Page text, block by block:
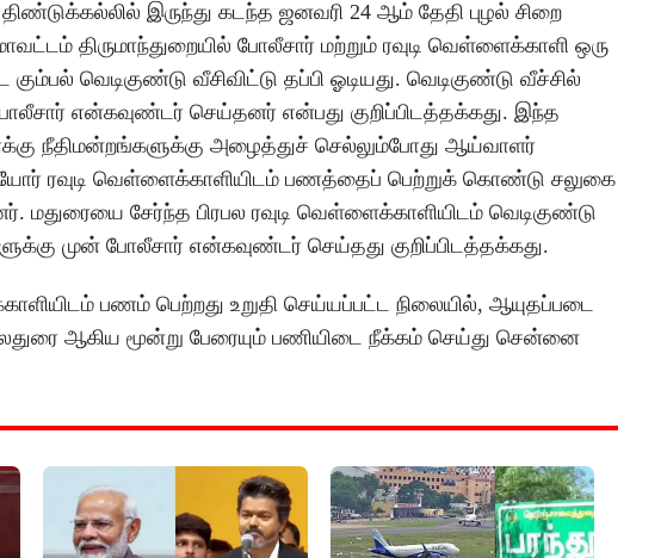
இருந்து கடந்த ஜனவரி 24 ஆம் தேதி புழல் சிறை
திருமாந்துறையில் போலீசார் மற்றும் ரவுடி வெள்ளைக்காளி ஒரு
வெடிகுண்டு வீசிவிட்டு தப்பி ஓடியது. வெடிகுண்டு வீச்சில்
என்கவுண்டர் செய்தனர் என்பது குறிப்பிடத்தக்கது. இந்த
நீதிமன்றங்களுக்கு அழைத்துச் செல்லும்போது ஆய்வாளர்
ரவுடி வெள்ளைக்காளியிடம் பணத்தைப் பெற்றுக் கொண்டு சலுகை
மதுரையை சேர்ந்த பிரபல ரவுடி வெள்ளைக்காளியிடம் வெடிகுண்டு
முன் போலீசார் என்கவுண்டர் செய்தது குறிப்பிடத்தக்கது.
பணம் பெற்றது உறுதி செய்யப்பட்ட நிலையில், ஆயுதப்படை
ஆகிய மூன்று பேரையும் பணியிடை நீக்கம் செய்து சென்னை